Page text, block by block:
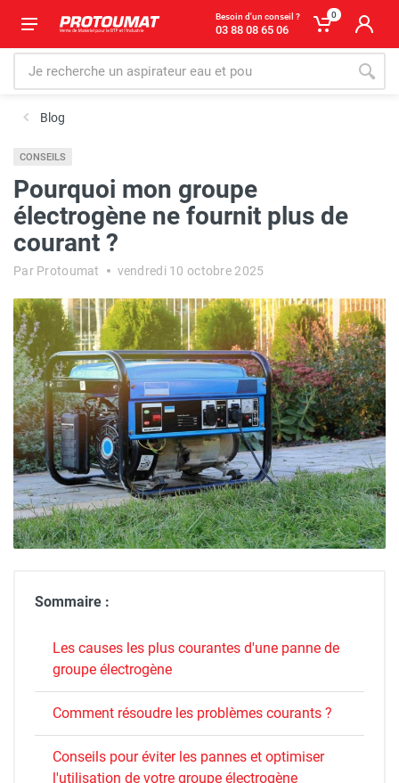
Besoin d'un conseil ?
03 88 08 65 06
0
Blog
CONSEILS
Pourquoi mon groupe
électrogène ne fournit plus de
courant ?
Par Protoumat vendredi 10 octobre 2025
Sommaire :
Les causes les plus courantes d'une panne de
groupe électrogène
Comment résoudre les problèmes courants ?
Conseils pour éviter les pannes et optimiser
l'utilisation de votre groupe électrogène